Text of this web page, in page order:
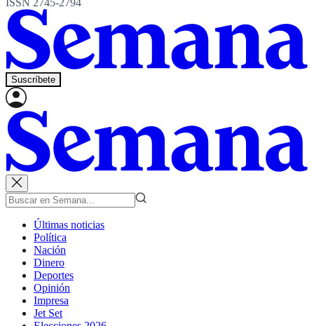
ISSN 2745-2794
Suscríbete
Últimas noticias
Política
Nación
Dinero
Deportes
Opinión
Impresa
Jet Set